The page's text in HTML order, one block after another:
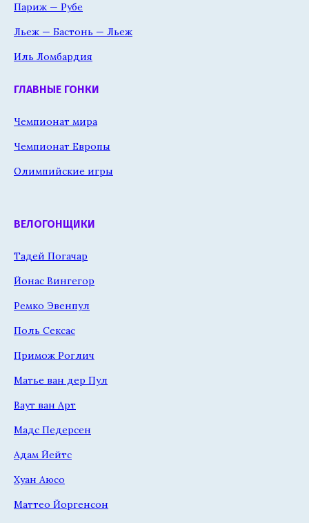
Париж — Рубе
Льеж — Бастонь — Льеж
Иль Ломбардия
ГЛАВНЫЕ ГОНКИ
Чемпионат мира
Чемпионат Европы
Олимпийские игры
ВЕЛОГОНЩИКИ
Тадей Погачар
Йонас Вингегор
Ремко Эвенпул
Поль Сексас
Примож Роглич
Матье ван дер Пул
Ваут ван Арт
Мадс Педерсен
Адам Йейтс
Хуан Аюсо
Маттео Йоргенсон